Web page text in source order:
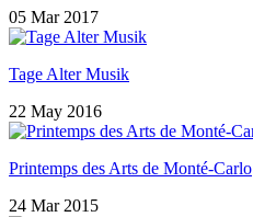
05 Mar 2017
Tage Alter Musik
22 May 2016
Printemps des Arts de Monté-Carlo
24 Mar 2015